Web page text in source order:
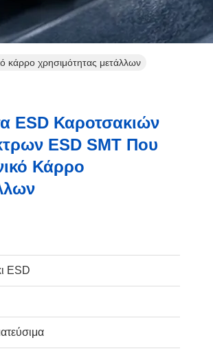
κάρρο χρησιμότητας μετάλλων
ESD Καροτσακιών
ESD SMT Που
Κάρρο
ESD